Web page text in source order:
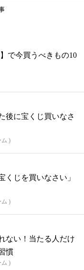
で今買うべきもの10
後に宝くじ買いなさ
ム )
くじを買いなさい」
ム )
ない！当たる人だけ
慣
ム )